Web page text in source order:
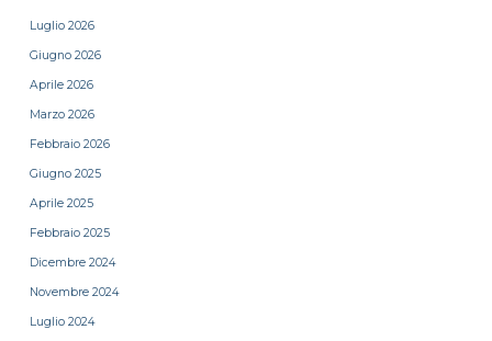
Luglio 2026
Giugno 2026
Aprile 2026
Marzo 2026
Febbraio 2026
Giugno 2025
Aprile 2025
Febbraio 2025
Dicembre 2024
Novembre 2024
Luglio 2024